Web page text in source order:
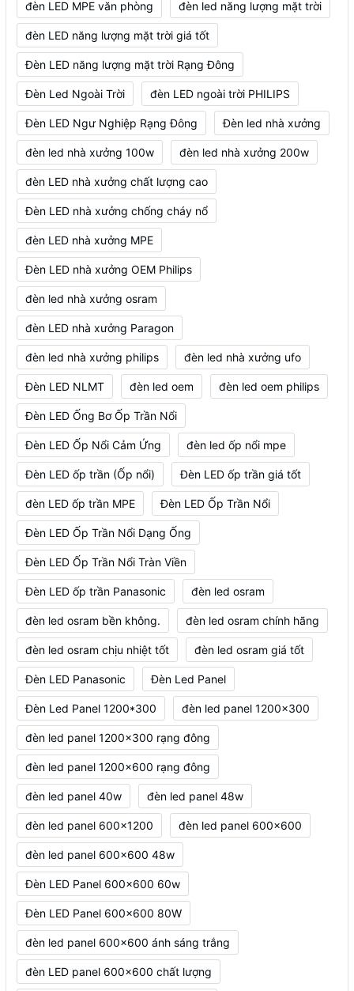
đèn LED MPE văn phòng đèn led năng lượng mặt trời
đèn LED năng lượng mặt trời giá tốt
Đèn LED năng lượng mặt trời Rạng Đông
Đèn Led Ngoài Trời đèn LED ngoài trời PHILIPS
Đèn LED Ngư Nghiệp Rạng Đông Đèn led nhà xưởng
đèn led nhà xưởng 100w đèn led nhà xưởng 200w
đèn LED nhà xưởng chất lượng cao
Đèn LED nhà xưởng chống cháy nổ
đèn LED nhà xưởng MPE
Đèn LED nhà xưởng OEM Philips
đèn led nhà xưởng osram
đèn LED nhà xưởng Paragon
đèn led nhà xưởng philips đèn led nhà xưởng ufo
Đèn LED NLMT đèn led oem đèn led oem philips
Đèn LED Ống Bơ Ốp Trần Nổi
Đèn LED Ốp Nổi Cảm Ứng đèn led ốp nổi mpe
Đèn LED ốp trần (Ốp nổi) Đèn LED ốp trần giá tốt
đèn LED ốp trần MPE Đèn LED Ốp Trần Nổi
Đèn LED Ốp Trần Nổi Dạng Ống
Đèn LED Ốp Trần Nổi Tràn Viền
Đèn LED ốp trần Panasonic đèn led osram
đèn led osram bền không. đèn led osram chính hãng
đèn led osram chịu nhiệt tốt đèn led osram giá tốt
Đèn LED Panasonic Đèn Led Panel
Đèn Led Panel 1200*300 đèn led panel 1200x300
đèn led panel 1200x300 rạng đông
đèn led panel 1200x600 rạng đông
đèn led panel 40w đèn led panel 48w
đèn led panel 600x1200 đèn led panel 600x600
đèn led panel 600x600 48w
Đèn LED Panel 600x600 60w
Đèn LED Panel 600x600 80W
đèn led panel 600x600 ánh sáng trắng
đèn LED panel 600x600 chất lượng